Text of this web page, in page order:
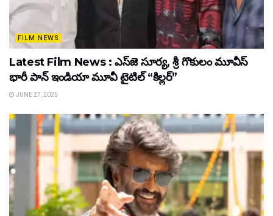
FILM NEWS
Latest Film News : ఎస్‌జె సూర్య, శ్రీ గొకులం మూవీస్‌
భారీ పాన్‌ ఇండియా మూవీ టైటిల్ “కిల్లర్”
JUNE 27, 2025